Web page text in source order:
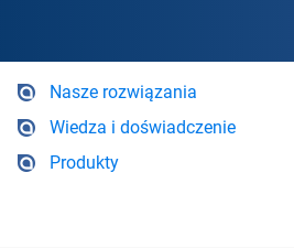
Nasze rozwiązania
Wiedza i doświadczenie
Produkty